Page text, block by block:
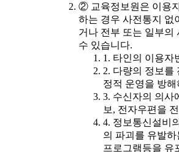
② 교육정보원은 이용
하는 경우 사전통지 없
거나 전부 또는 일부의
수 있습니다.
1. 타인의 이용자
2. 다량의 정보를
정적 운영을 방해
3. 수신자의 의사
보, 전자우편을
4. 정보통신설비
의 파괴를 유발
프로그램등을 유